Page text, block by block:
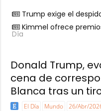
Trump exige el
Kimmel ofrece
Día
Donald Trump,
cena de
Blanca tras un
El Día Mundo 26/Abr/